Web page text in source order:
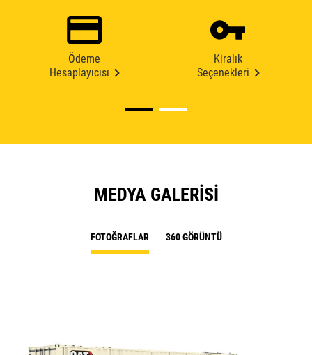
Ödeme
Hesaplayıcısı
Kiralık
Seçenekleri
MEDYA GALERISI
FOTOĞRAFLAR 360 GÖRÜNTÜ